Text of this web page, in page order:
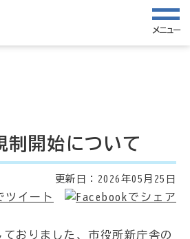
メニュー
制開始について
更新日： 2026年05月25日
おりました、市役所新庁舎の